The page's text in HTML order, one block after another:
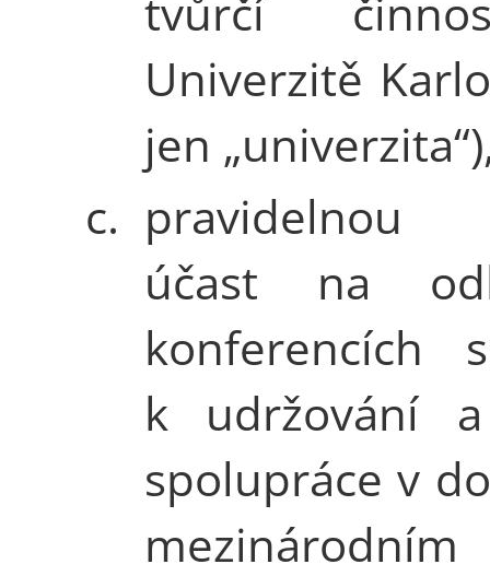
Univerzitě
jen
c. pravidelnou
účast na
konferencích
k udržování
spolupráce v
mezinárodním